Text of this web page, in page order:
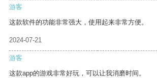
游客
这款软件的功能非常强大，使用起来非常方便。
2024-07-21
游客
这款app的游戏非常好玩，可以让我消磨时间。